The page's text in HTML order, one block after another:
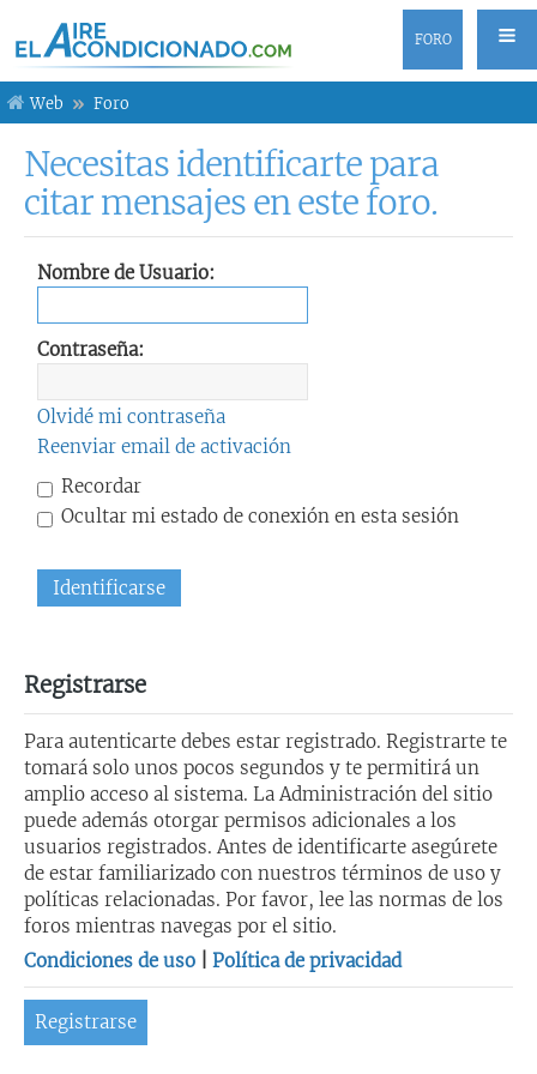
FORO
Web Foro
Necesitas identificarte para
citar mensajes en este foro.
Nombre de Usuario:
Contraseña:
Olvidé mi contraseña
Reenviar email de activación
Recordar
Ocultar mi estado de conexión en esta sesión
Registrarse
Para autenticarte debes estar registrado. Registrarte te
tomará solo unos pocos segundos y te permitirá un
amplio acceso al sistema. La Administración del sitio
puede además otorgar permisos adicionales a los
usuarios registrados. Antes de identificarte asegúrete
de estar familiarizado con nuestros términos de uso y
políticas relacionadas. Por favor, lee las normas de los
foros mientras navegas por el sitio.
Condiciones de uso
Política de privacidad
Registrarse